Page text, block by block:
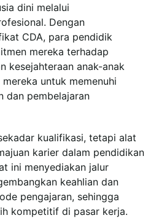
dini melalui
Dengan
CDA, para pendidik
mereka terhadap
kesejahteraan anak-anak
untuk memenuhi
dan pembelajaran
kualifikasi, tetapi alat
karier dalam pendidikan
ini menyediakan jalur
keahlian dan
pengajaran, sehingga
kompetitif di pasar kerja.